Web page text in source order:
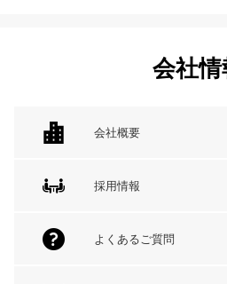
会社情
会社概要
採用情報
よくあるご質問